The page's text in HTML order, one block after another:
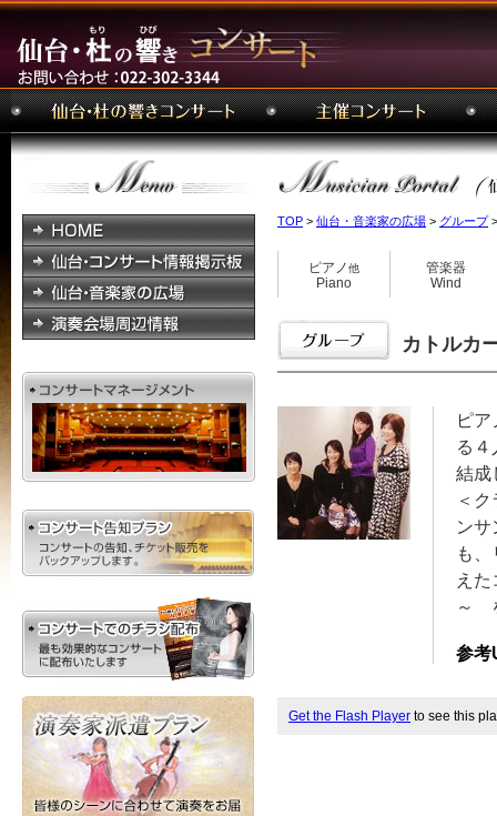
TOP > 仙台・音楽家の広場 > グループ
ピアノ他
Piano
管楽器
Wind
カトルカ
ピ
る
結成
＜
ン
も
え
～
参考
Get the Flash Player to see this